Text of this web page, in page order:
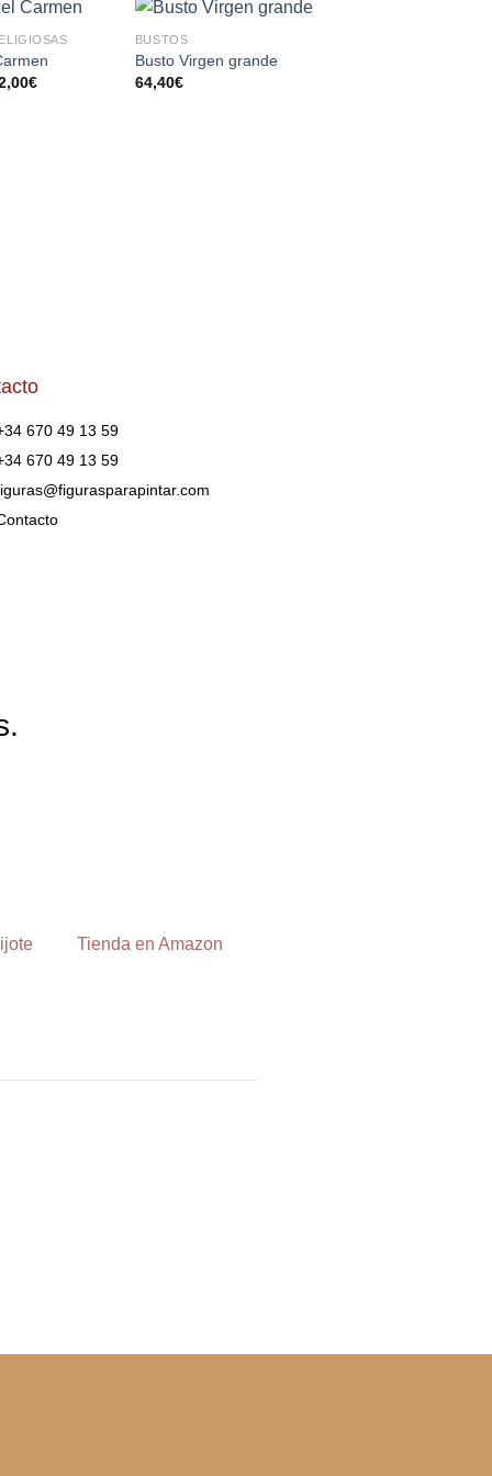
€
AÑADIR
BUSTOS
Busto Virgen grande
64,40€
670 49 13 59
670 49 13 59
Tienda en Amazon